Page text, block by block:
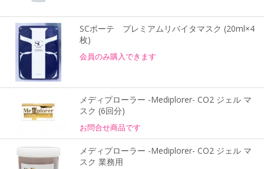
SCボーテ プレミアムリバイタマスク (20ml×4
枚)
会員のみ購入できます
メディプローラー -Mediplorer- CO2 ジェル マ
スク (6回分)
お問合せ商品です
メディプローラー -Mediplorer- CO2 ジェル マ
スク 業務用